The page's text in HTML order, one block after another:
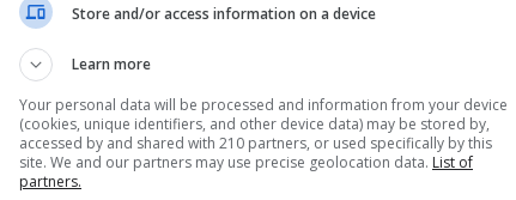
mareos y problemas de equilibrio.
en fortalecimiento contra la inmigración
Trump, dijo que Cuba era responsable de
Store and/or access information on a device
Learn more
Your personal data will be processed and information from your device
(cookies, unique identifiers, and other device data) may be stored by,
accessed by and shared with 210 partners, or used specifically by this
site. We and our partners may use precise geolocation data. List of
partners.